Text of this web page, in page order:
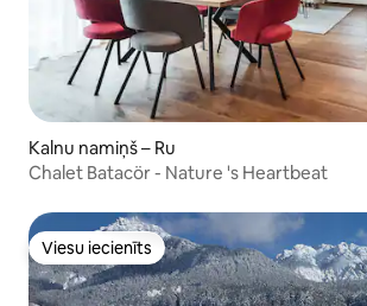
Kalnu namiņš – Ru
Chalet Batacör - Nature 's Heartbeat
Viesu iecienīts
Viesu iecienīts